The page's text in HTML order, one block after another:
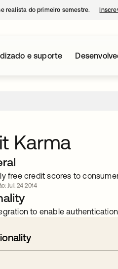
realista do primeiro semestre.
e suporte
Karma
free credit scores to
Jul. 24 2014
to enable